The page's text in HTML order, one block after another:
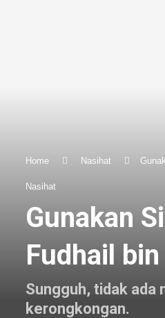
Home Nasihat
Nasihat
Gunakan
Fudhail bin
Sungguh, tidak ada
kerongkongan.